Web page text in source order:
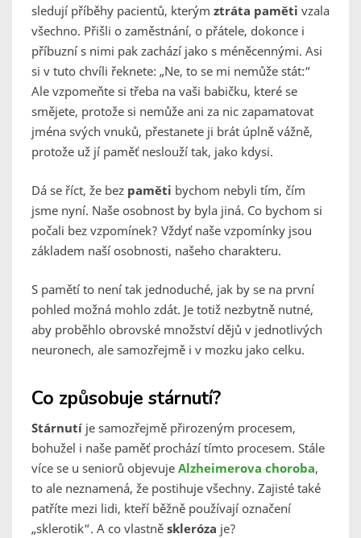
sledují příběhy pacientů, kterým ztráta paměti vzala
všechno. Přišli o zaměstnání, o přátele, dokonce i
příbuzní s nimi pak zachází jako s méněcennými. Asi
si v tuto chvíli řeknete: „Ne, to se mi nemůže stát:“
Ale vzpomeňte si třeba na vaši babičku, které se
smějete, protože si nemůže ani za nic zapamatovat
jména svých vnuků, přestanete ji brát úplně vážně,
protože už jí paměť neslouží tak, jako kdysi.
Dá se říct, že bez paměti bychom nebyli tím, čím
jsme nyní. Naše osobnost by byla jiná. Co bychom si
počali bez vzpomínek? Vždyť naše vzpomínky jsou
základem naší osobnosti, našeho charakteru.
S pamětí to není tak jednoduché, jak by se na první
pohled možná mohlo zdát. Je totiž nezbytně nutné,
aby proběhlo obrovské množství dějů v jednotlivých
neuronech, ale samozřejmě i v mozku jako celku.
Co způsobuje stárnutí?
Stárnutí je samozřejmě přirozeným procesem,
bohužel i naše paměť prochází tímto procesem. Stále
více se u seniorů objevuje Alzheimerova choroba,
to ale neznamená, že postihuje všechny. Zajisté také
patříte mezi lidi, kteří běžně používají označení
„sklerotik“. A co vlastně skleróza je?